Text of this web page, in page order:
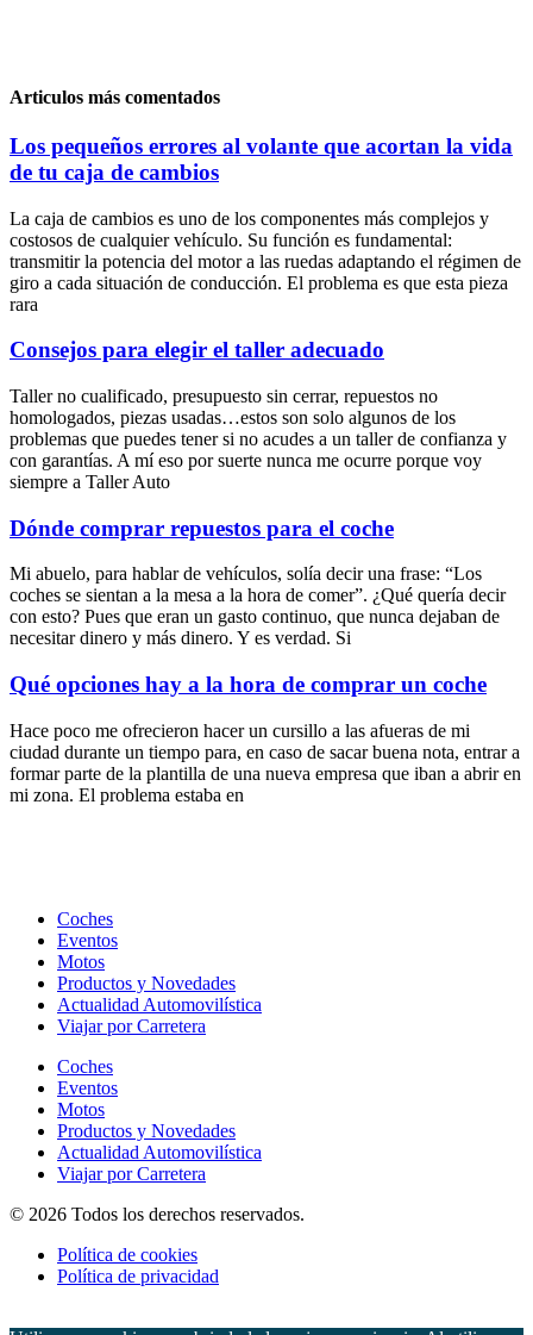
Articulos más comentados
Los pequeños errores al volante que acortan la vida
de tu caja de cambios
La caja de cambios es uno de los componentes más complejos y
costosos de cualquier vehículo. Su función es fundamental:
transmitir la potencia del motor a las ruedas adaptando el régimen de
giro a cada situación de conducción. El problema es que esta pieza
rara
Consejos para elegir el taller adecuado
Taller no cualificado, presupuesto sin cerrar, repuestos no
homologados, piezas usadas…estos son solo algunos de los
problemas que puedes tener si no acudes a un taller de confianza y
con garantías. A mí eso por suerte nunca me ocurre porque voy
siempre a Taller Auto
Dónde comprar repuestos para el coche
Mi abuelo, para hablar de vehículos, solía decir una frase: “Los
coches se sientan a la mesa a la hora de comer”. ¿Qué quería decir
con esto? Pues que eran un gasto continuo, que nunca dejaban de
necesitar dinero y más dinero. Y es verdad. Si
Qué opciones hay a la hora de comprar un coche
Hace poco me ofrecieron hacer un cursillo a las afueras de mi
ciudad durante un tiempo para, en caso de sacar buena nota, entrar a
formar parte de la plantilla de una nueva empresa que iban a abrir en
mi zona. El problema estaba en
Coches
Eventos
Motos
Productos y Novedades
Actualidad Automovilística
Viajar por Carretera
Coches
Eventos
Motos
Productos y Novedades
Actualidad Automovilística
Viajar por Carretera
© 2026 Todos los derechos reservados.
Política de cookies
Política de privacidad